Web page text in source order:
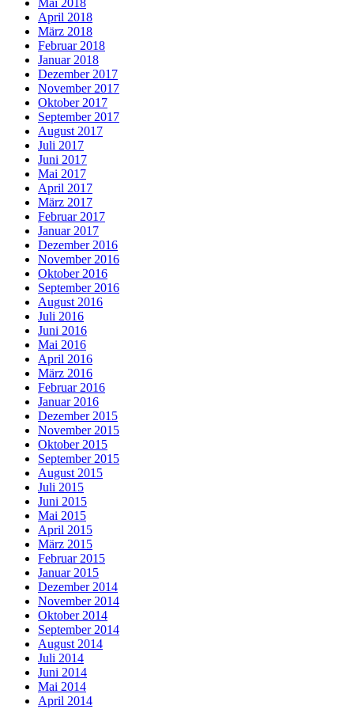
April 2018
März 2018
Februar 2018
Januar 2018
Dezember 2017
November 2017
Oktober 2017
September 2017
August 2017
Juli 2017
Juni 2017
Mai 2017
April 2017
März 2017
Februar 2017
Januar 2017
Dezember 2016
November 2016
Oktober 2016
September 2016
August 2016
Juli 2016
Juni 2016
Mai 2016
April 2016
März 2016
Februar 2016
Januar 2016
Dezember 2015
November 2015
Oktober 2015
September 2015
August 2015
Juli 2015
Juni 2015
Mai 2015
April 2015
März 2015
Februar 2015
Januar 2015
Dezember 2014
November 2014
Oktober 2014
September 2014
August 2014
Juli 2014
Juni 2014
Mai 2014
April 2014